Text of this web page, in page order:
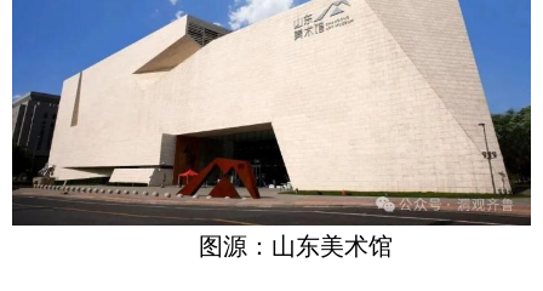
图源：山东美术馆